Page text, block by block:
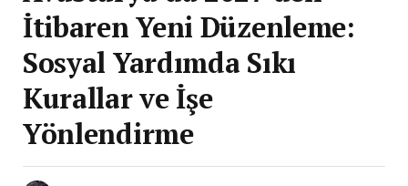
İtibaren Yeni Düzenleme:
Sosyal Yardımda Sıkı
Kurallar ve İşe
Yönlendirme